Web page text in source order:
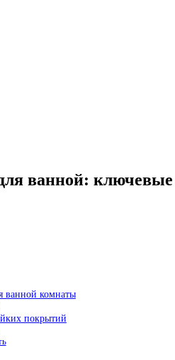
ванной:
ванной комнаты
покрытий